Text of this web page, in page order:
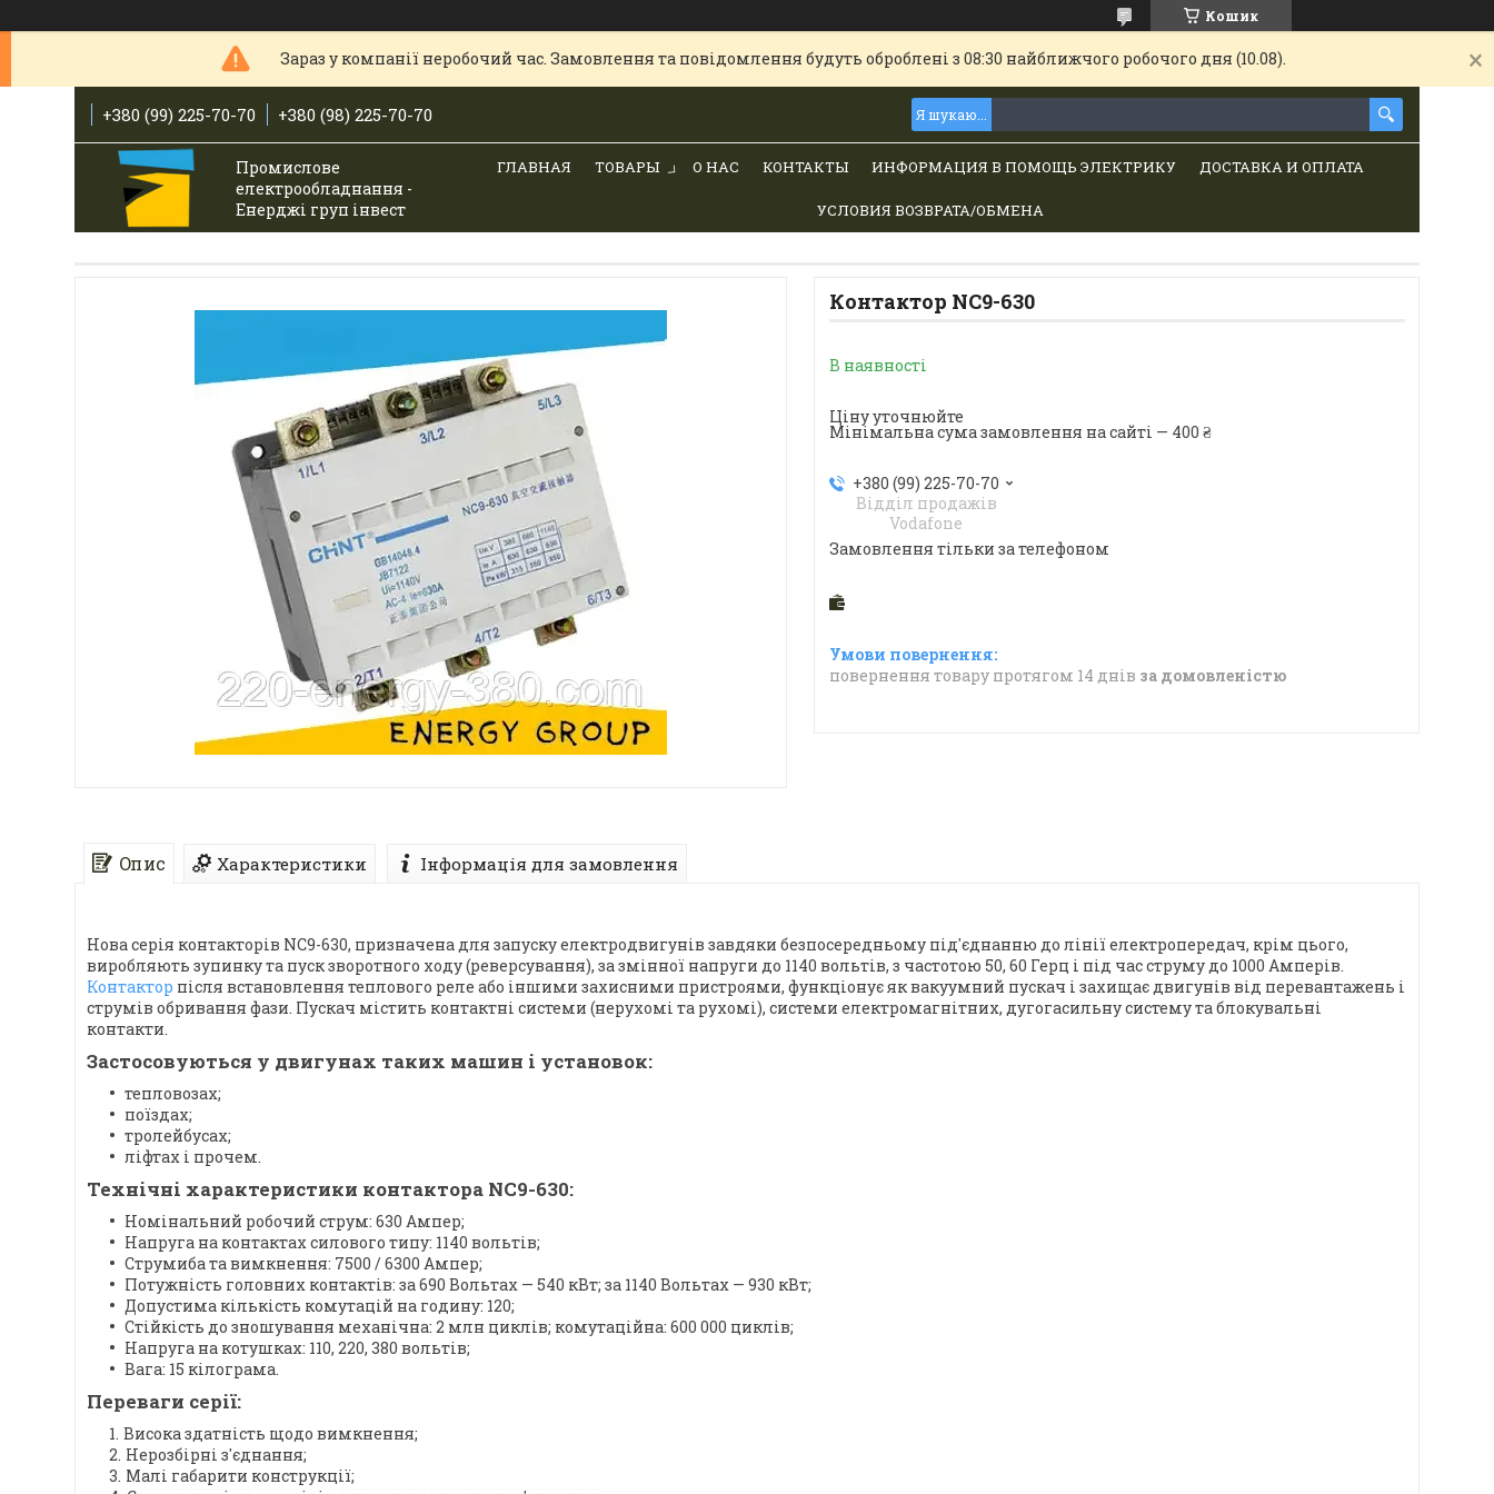
Кошик
Зараз у компанії неробочий час. Замовлення та повідомлення будуть оброблені з 08:30 найближчого робочого дня (10.08).
+380 (99) 225-70-70 +380 (98) 225-70-70
Промислове
електрообладнання -
Енерджі груп інвест
ГЛАВНАЯ ТОВАРЫ О НАС КОНТАКТЫ ИНФОРМАЦИЯ В ПОМОЩЬ ЭЛЕКТРИКУ ДОСТАВКА И ОПЛАТА
УСЛОВИЯ ВОЗВРАТА/ОБМЕНА
Контактор NC9-630
В наявності
Ціну уточнюйте
Мінімальна сума замовлення на сайті — 400 ₴
+380 (99) 225-70-70
Відділ продажів
Vodafone
Замовлення тільки за телефоном
повернення товару протягом 14 днів за домовленістю
Опис Характеристики Інформація для замовлення
Нова серія контакторів NC9-630, призначена для запуску електродвигунів завдяки безпосередньому під'єднанню до лінії електропередач, крім цього,
виробляють зупинку та пуск зворотного ходу (реверсування), за змінної напруги до 1140 вольтів, з частотою 50, 60 Герц і під час струму до 1000 Амперів.
Контактор після встановлення теплового реле або іншими захисними пристроями, функціонує як вакуумний пускач і захищає двигунів від перевантажень і
струмів обривання фази. Пускач містить контактні системи (нерухомі та рухомі), системи електромагнітних, дугогасильну систему та блокувальні
контакти.
Застосовуються у двигунах таких машин і установок:
тепловозах;
поїздах;
тролейбусах;
ліфтах і прочем.
Технічні характеристики контактора NC9-630:
Номінальний робочий струм: 630 Ампер;
Напруга на контактах силового типу: 1140 вольтів;
Струмиба та вимкнення: 7500 / 6300 Ампер;
Потужність головних контактів: за 690 Вольтах — 540 кВт; за 1140 Вольтах — 930 кВт;
Допустима кількість комутацій на годину: 120;
Стійкість до зношування механічна: 2 млн циклів; комутаційна: 600 000 циклів;
Напруга на котушках: 110, 220, 380 вольтів;
Вага: 15 кілограма.
Переваги серії:
Висока здатність щодо вимкнення;
Нерозбірні з'єднання;
Малі габарити конструкції;